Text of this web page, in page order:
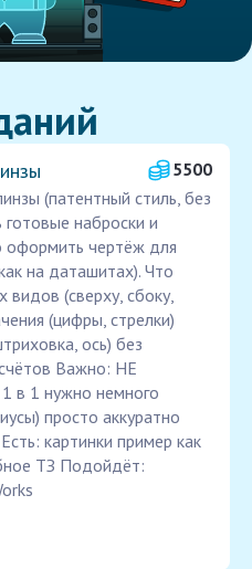
5500
(патентный стиль, без
наброски и
оформить чертёж для
на даташитах). Что
(сверху, сбоку,
(цифры, стрелки)
ось) без
Важно: НЕ
в 1 нужно немного
просто аккуратно
картинки пример как
ТЗ Подойдёт: